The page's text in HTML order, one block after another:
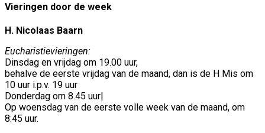
Vieringen door de week
H. Nicolaas Baarn
Eucharistievieringen:
Dinsdag en vrijdag om 19.00 uur,
behalve de eerste vrijdag van de maand, dan is de H Mis om
10 uur i.p.v. 19 uur
Donderdag om 8.45 uur|
Op woensdag van de eerste volle week van de maand, om
8:45 uur.